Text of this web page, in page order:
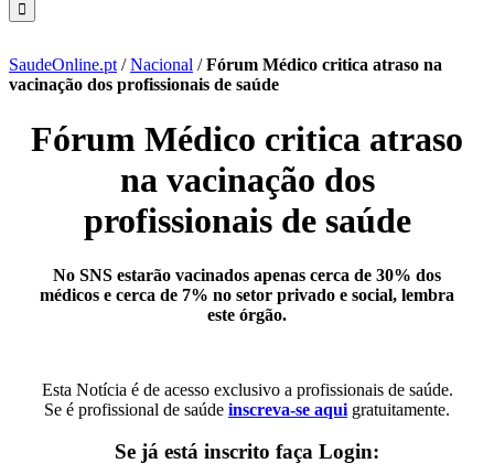
SaudeOnline.pt /Nacional /Fórum Médico critica atraso na
vacinação dos profissionais de saúde
Fórum Médico critica atraso
na vacinação dos
profissionais de saúde
No SNS estarão vacinados apenas cerca de 30% dos
médicos e cerca de 7% no setor privado e social, lembra
este órgão.
Esta Notícia é de acesso exclusivo a profissionais de saúde.
Se é profissional de saúde inscreva-se aqui gratuitamente.
Se já está inscrito faça Login: